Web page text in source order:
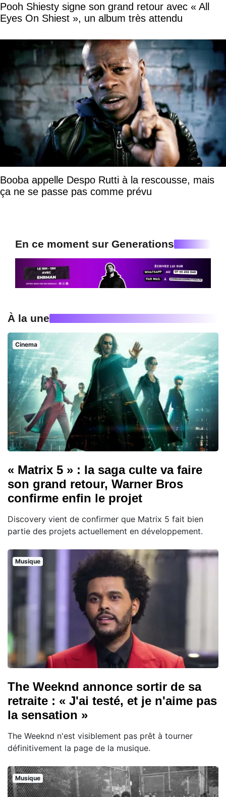
Pooh Shiesty signe son grand retour avec « All
Eyes On Shiest », un album très attendu
Booba appelle Despo Rutti à la rescousse, mais
ça ne se passe pas comme prévu
En ce moment sur Generations
À la une
Cinema
« Matrix 5 » : la saga culte va faire
son grand retour, Warner Bros
confirme enfin le projet
Discovery vient de confirmer que Matrix 5 fait bien
partie des projets actuellement en développement.
Musique
The Weeknd annonce sortir de sa
retraite : « J'ai testé, et je n'aime pas
la sensation »
The Weeknd n'est visiblement pas prêt à tourner
définitivement la page de la musique.
Musique